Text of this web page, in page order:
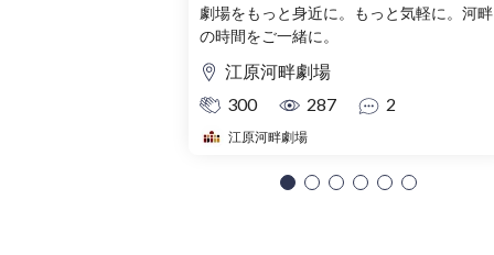
士』『ちっちゃい姫とユレルン
士』 −夏休み２本立て公演−
劇場をもっと身近に。もっと気軽に。河畔
の時間をご一緒に。
江原河畔劇場
300
287 2
江原河畔劇場